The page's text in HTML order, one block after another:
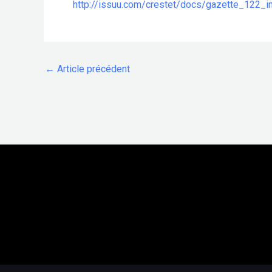
http://issuu.com/crestet/docs/
← Article précédent